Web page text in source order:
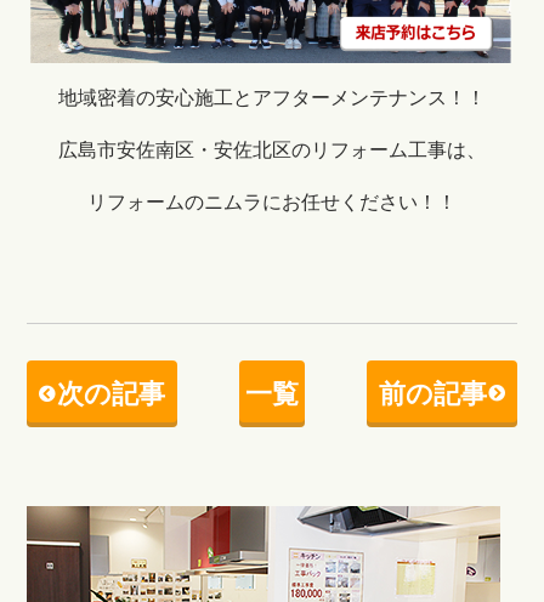
地域密着の安心施工とアフターメンテナンス！！
広島市安佐南区・安佐北区のリフォーム工事は、
リフォームのニムラにお任せください！！
次の記事 一覧 前の記事